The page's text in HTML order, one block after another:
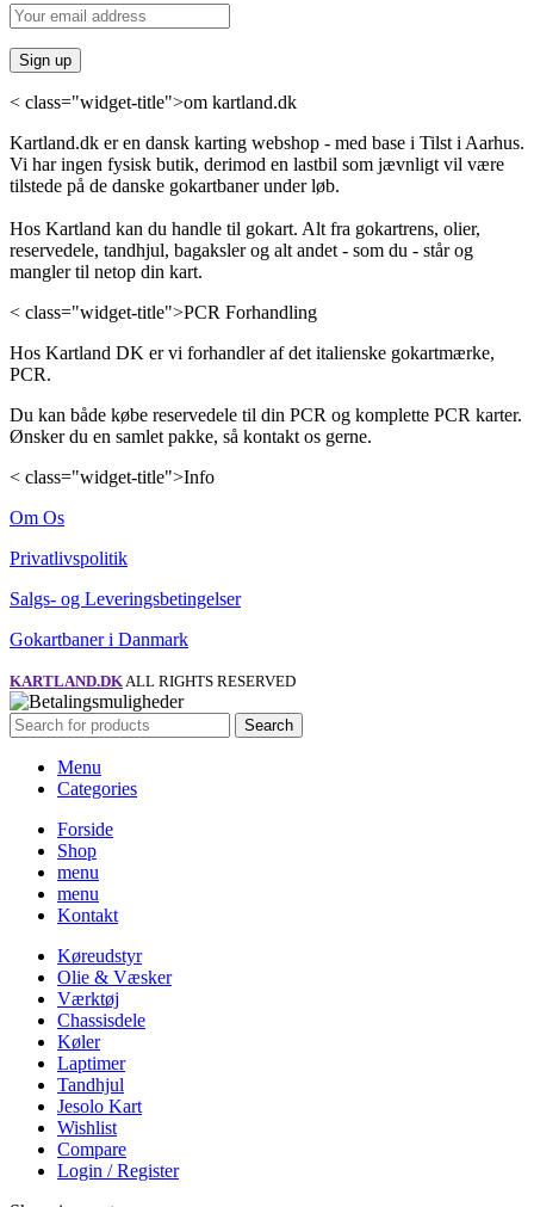
< class="widget-title">om kartland.dk
Kartland.dk er en dansk karting webshop - med base i Tilst i Aarhus.
Vi har ingen fysisk butik, derimod en lastbil som jævnligt vil være
tilstede på de danske gokartbaner under løb.
Hos Kartland kan du handle til gokart. Alt fra gokartrens, olier,
reservedele, tandhjul, bagaksler og alt andet - som du - står og
mangler til netop din kart.
< class="widget-title">PCR Forhandling
Hos Kartland DK er vi forhandler af det italienske gokartmærke,
PCR.
Du kan både købe reservedele til din PCR og komplette PCR karter.
Ønsker du en samlet pakke, så kontakt os gerne.
< class="widget-title">Info
Om Os
Privatlivspolitik
Salgs- og Leveringsbetingelser
Gokartbaner i Danmark
KARTLAND.DKALL RIGHTS RESERVED
Search
Menu
Categories
Forside
Shop
menu
menu
Kontakt
Køreudstyr
Olie & Væsker
Værktøj
Chassisdele
Køler
Laptimer
Tandhjul
Jesolo Kart
Wishlist
Compare
Login / Register